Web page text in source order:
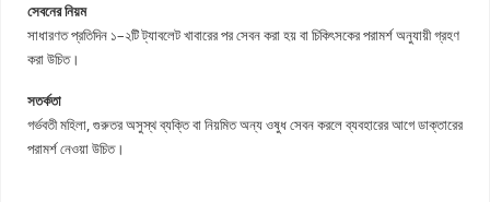
সেবনের নিয়ম
সাধারণত প্রতিদিন ১–২টি ট্যাবলেট খাবারের পর সেবন করা হয় বা চিকিৎসকের পরামর্শ অনুযায়ী গ্রহণ
করা উচিত।
সতর্কতা
গর্ভবতী মহিলা, গুরুতর অসুস্থ ব্যক্তি বা নিয়মিত অন্য ওষুধ সেবন করলে ব্যবহারের আগে ডাক্তারের
পরামর্শ নেওয়া উচিত।